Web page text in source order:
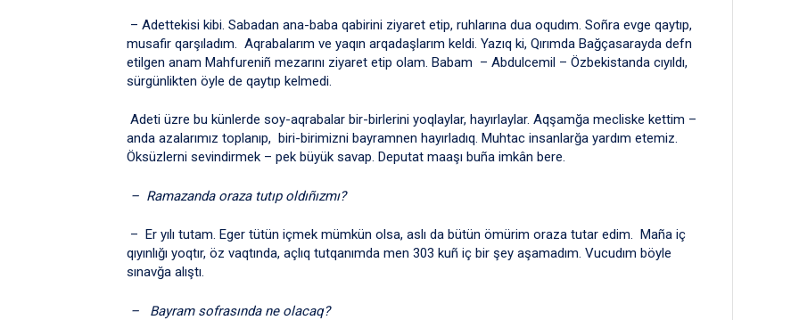
– Adettekisi kibi. Sabadan ana-baba qabirini ziyaret etip, ruhlarına dua oqudım. Soñra evge qaytıp,
musafir qarşıladım. Aqrabalarım ve yaqın arqadaşlarım keldi. Yazıq ki, Qırımda Bağçasarayda defn
etilgen anam Mahfureniñ mezarını ziyaret etip olam. Babam – Abdulcemil – Özbekistanda cıyıldı,
sürgünlikten öyle de qaytıp kelmedi.
Adeti üzre bu künlerde soy-aqrabalar bir-birlerini yoqlaylar, hayırlaylar. Aqşamğa mecliske kettim –
anda azalarımız toplanıp, biri-birimizni bayramnen hayırladıq. Muhtac insanlarğa yardım etemiz.
Öksüzlerni sevindirmek – pek büyük savap. Deputat maaşı buña imkân bere.
– Ramazanda oraza tutıp oldıñızmı?
– Er yılı tutam. Eger tütün içmek mümkün olsa, aslı da bütün ömürim oraza tutar edim. Maña iç
qıyınlığı yoqtır, öz vaqtında, açlıq tutqanımda men 303 kuñ iç bir şey aşamadım. Vucudım böyle
sınavğa alıştı.
– Bayram sofrasında ne olacaq?